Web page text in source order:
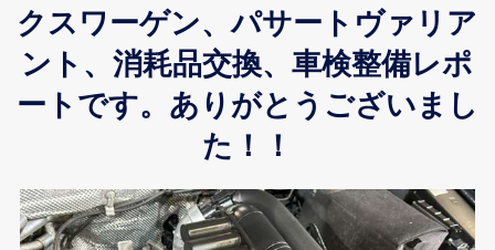
クスワーゲン、パサートヴァリア
ント、消耗品交換、車検整備レポ
ートです。ありがとうございまし
た！！